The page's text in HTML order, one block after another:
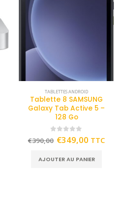
TABLETTES ANDROID
Tablette 8 SAMSUNG
Galaxy Tab Active 5 –
128 Go
out of 5
€390,00 €349,00 TTC
AJOUTER AU PANIER